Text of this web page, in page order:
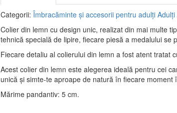
Categorii: Îmbracăminte și accesorii pentru adulți
Colier din lemn cu design unic, realizat din mai multe
tehnică specială de lipire, fiecare piesă a medalului
Fiecare detaliu al colierului din lemn a fost atent tratat
Acest colier din lemn este alegerea ideală pentru cei
unică și simte-te aproape de natură în fiecare moment
Mărime pandantiv: 5 cm.